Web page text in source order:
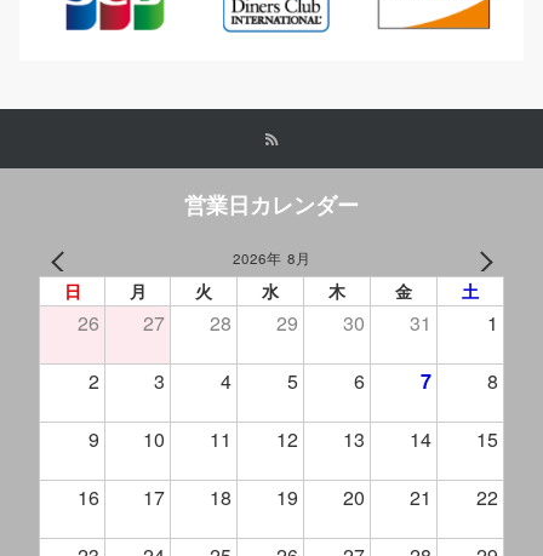
営業日カレンダー
2026年 8月
日 月 火 水 木 金 土
26 27 28 29 30 31 1
2 3 4 5 6 7 8
9 10 11 12 13 14 15
16 17 18 19 20 21 22